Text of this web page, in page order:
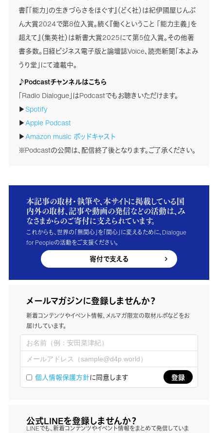
書『「能力」の生きづらさをほぐす』（どく社）は紀伊國屋じんぶ
ん大賞2024で第8位入賞。続く『働くということ 「能力主義」を
超えて』（集英社）は新書大賞2025にて第5位入賞。その他著
書多数。日経ビジネス電子版と論壇誌Voice、読売新聞「本よみ
うり堂」にて連載中。
♪Podcastチャンネルはこちら
「Radio Dialogue」はPodcastでもお聴きいただけます。
▶Spotify
▶Apple Podcast
▶Amazon music ポッドキャスト
※Podcastの公開は、配信終了後となります。ご了承ください。
本記事の取材・執筆や、本サイトに掲載している国
内外の取材、記事や動画の発信などの活動は、み
なさまからのご寄付に支えられています。
これからも、世界の「無関心」を「関心」に変えるために、Dialogue
for Peopleの活動をご支援ください。
寄付で支える
メールマガジンに登録しませんか？
新着コンテンツやイベント情報、メルマガ限定の取材ルポなどをお
届けしています。
個人情報保護方針に同意します
公式LINEを登録しませんか？
LINEでも、新着コンテンツやイベント情報をまとめて発信していま